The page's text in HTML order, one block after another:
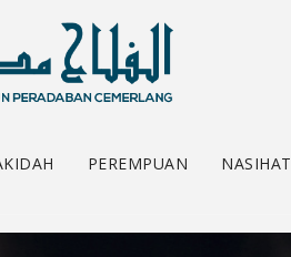
PEREMPUAN NASIHAT